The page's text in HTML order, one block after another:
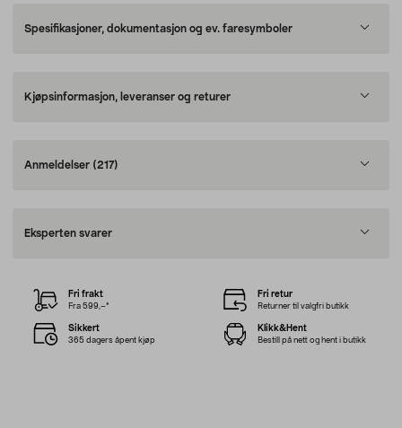
Spesifikasjoner, dokumentasjon og ev. faresymboler
Kjøpsinformasjon, leveranser og returer
Anmeldelser (217)
Eksperten svarer
Fri frakt
Fra 599,–*
Fri retur
Returner til valgfri butikk
Sikkert
365 dagers åpent kjøp
Klikk&Hent
Bestill på nett og hent i butikk